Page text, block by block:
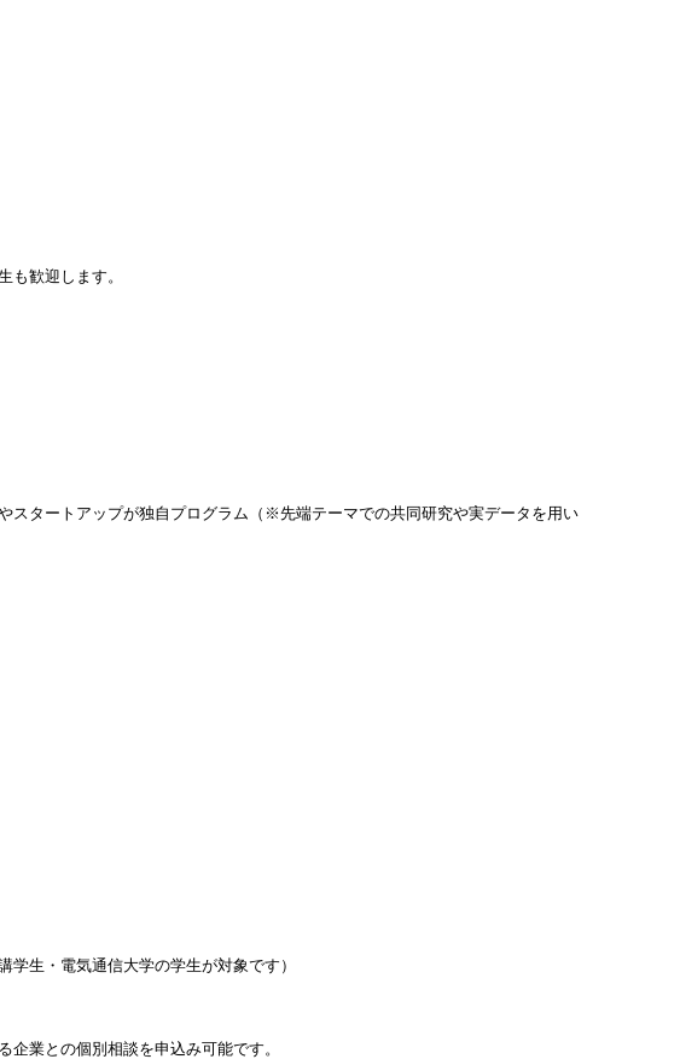
も歓迎します。
スタートアップが独自プログラム（※先端テーマでの共同研究や実データを用い
生・電気通信大学の学生が対象です）
業との個別相談を申込み可能です。